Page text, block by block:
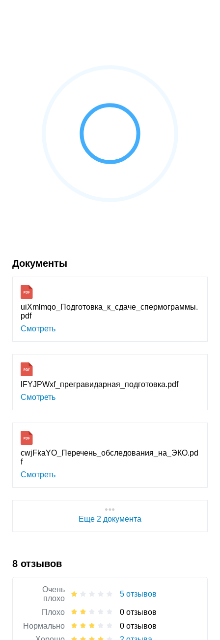
Документы
uiXmlmqo_Подготовка_к_сдаче_спермограммы.
pdf
Смотреть
lFYJPWxf_прегравидарная_подготовка.pdf
Смотреть
cwjFkaYO_Перечень_обследования_на_ЭКО.pd
f
Смотреть
Еще 2 документа
8 отзывов
Очень
плохо
5 отзывов
Плохо
0 отзывов
Нормально
0 отзывов